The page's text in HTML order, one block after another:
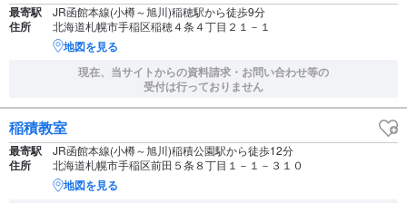
最寄駅 JR函館本線(小樽～旭川)稲穂駅から徒歩9分
住所 北海道札幌市手稲区稲穂４条４丁目２１－１
地図を見る
現在、当サイトからの資料請求・お問い合わせ等の
受付は行っておりません
稲積教室
最寄駅 JR函館本線(小樽～旭川)稲積公園駅から徒歩12分
住所 北海道札幌市手稲区前田５条８丁目１－１－３１０
地図を見る